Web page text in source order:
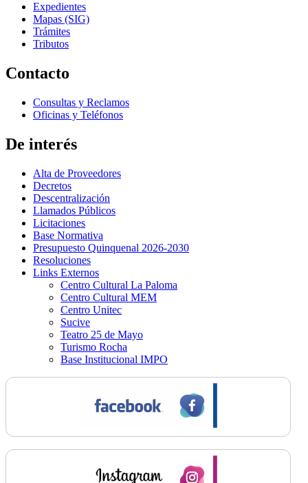
Expedientes
Mapas (SIG)
Trámites
Tributos
Contacto
Consultas y Reclamos
Oficinas y Teléfonos
De interés
Alta de Proveedores
Decretos
Descentralización
Llamados Públicos
Licitaciones
Base Normativa
Presupuesto Quinquenal 2026-2030
Resoluciones
Links Externos
Centro Cultural La Paloma
Centro Cultural MEM
Centro Unitec
Sucive
Teatro 25 de Mayo
Turismo Rocha
Base Institucional IMPO